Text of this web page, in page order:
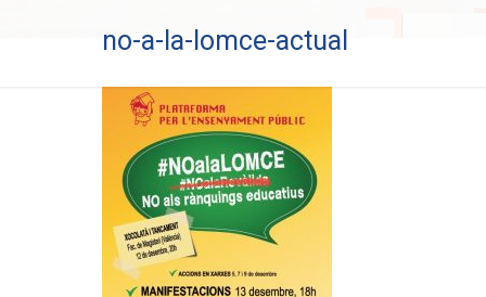
no-a-la-lomce-actual